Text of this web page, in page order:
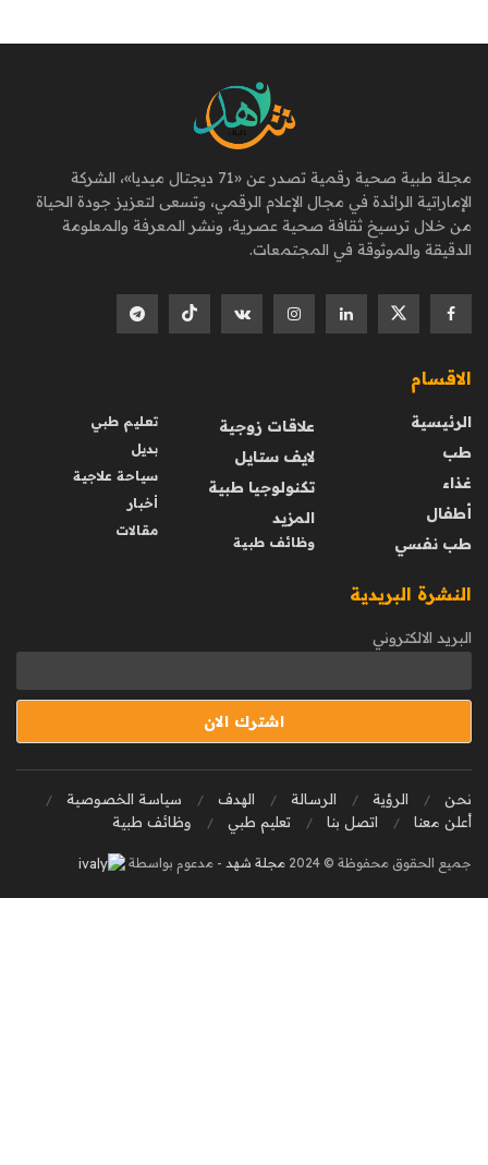
مجلة طبية صحية رقمية تصدر عن «71 ديجتال ميديا»، الشركة
الإماراتية الرائدة في مجال الإعلام الرقمي، وتسعى لتعزيز جودة الحياة
من خلال ترسيخ ثقافة صحية عصرية، ونشر المعرفة والمعلومة
الدقيقة والموثوقة في المجتمعات.
الاقسام
الرئيسية
طب
غذاء
أطفال
طب نفسي
علاقات زوجية
لايف ستايل
تكنولوجيا طبية
المزيد
وظائف طبية
تعليم طبي
بديل
سياحة علاجية
أخبار
مقالات
النشرة البريدية
البريد الالكتروني
نحن الرؤية الرسالة الهدف
سياسة الخصوصية
أعلن معنا
اتصل بنا تعليم طبي وظائف طبية
جميع الحقوق محفوظة © 2024 مجلة شهد - مدعوم بواسطة